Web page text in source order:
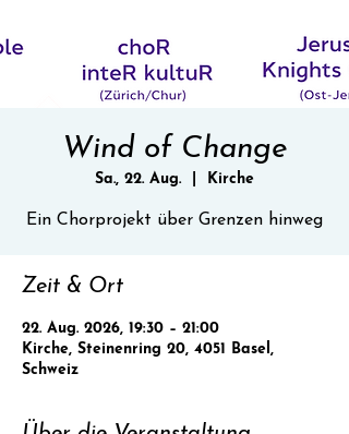
Wind of Change
Sa., 22. Aug. Kirche
Ein Chorprojekt über Grenzen hinweg
Zeit & Ort
22. Aug. 2026, 19:30 – 21:00
Kirche, Steinenring 20, 4051 Basel,
Schweiz